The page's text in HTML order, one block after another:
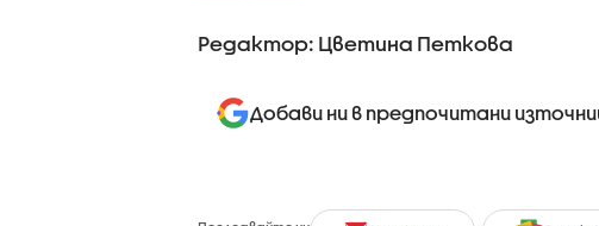
Редактор: Цветина Петкова
Добави ни в предпочитани